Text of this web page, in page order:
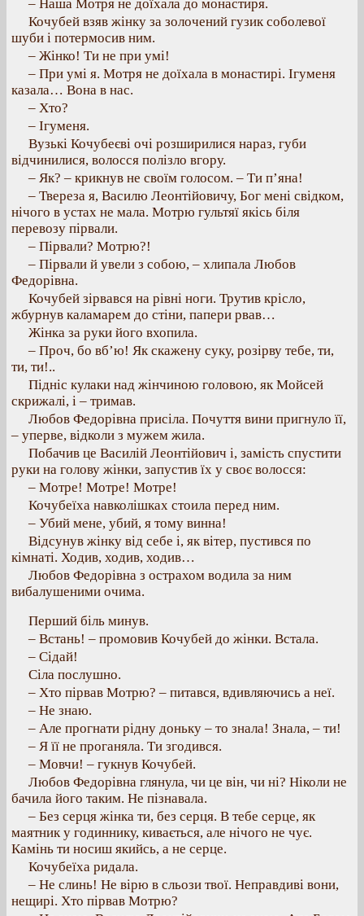
– Наша Мотря не доїхала до монастиря.
Кочубей взяв жінку за золочений гузик соболевої
шуби і потермосив ним.
– Жінко! Ти не при умі!
– При умі я. Мотря не доїхала в монастирі. Ігуменя
казала… Вона в нас.
– Хто?
– Ігуменя.
Вузькі Кочубеєві очі розширилися нараз, губи
відчинилися, волосся полізло вгору.
– Як? – крикнув не своїм голосом. – Ти п’яна!
– Твереза я, Василю Леонтійовичу, Бог мені свідком,
нічого в устах не мала. Мотрю гультяї якісь біля
перевозу пірвали.
– Пірвали? Мотрю?!
– Пірвали й увели з собою, – хлипала Любов
Федорівна.
Кочубей зірвався на рівні ноги. Трутив крісло,
жбурнув каламарем до стіни, папери рвав…
Жінка за руки його вхопила.
– Проч, бо вб’ю! Як скажену суку, розірву тебе, ти,
ти, ти!..
Підніс кулаки над жінчиною головою, як Мойсей
скрижалі, і – тримав.
Любов Федорівна присіла. Почуття вини пригнуло її,
– уперве, відколи з мужем жила.
Побачив це Василій Леонтійович і, замість спустити
руки на голову жінки, запустив їх у своє волосся:
– Mотре! Mотре! Mотре!
Кочубеїха навколішках стоила перед ним.
– Убий мене, убий, я тому винна!
Відсунув жінку від себе і, як вітер, пустився по
кімнаті. Ходив, ходив, ходив…
Любов Федорівна з острахом водила за ним
вибалушеними очима.
Перший біль минув.
– Встань! – промовив Кочубей до жінки. Встала.
– Сідай!
Сіла послушно.
– Хто пірвав Мотрю? – питався, вдивляючись а неї.
– Не знаю.
– Але прогнати рідну доньку – то знала! Знала, – ти!
– Я її не проганяла. Ти згодився.
– Мовчи! – гукнув Кочубей.
Любов Федорівна глянула, чи це він, чи ні? Ніколи не
бачила його таким. Не пізнавала.
– Без серця жінка ти, без серця. В тебе серце, як
маятник у годиннику, кивається, але нічого не чує.
Камінь ти носиш якийсь, а не серце.
Кочубеїха ридала.
– Не слинь! Не вірю в сльози твої. Неправдиві вони,
нещирі. Хто пірвав Мотрю?